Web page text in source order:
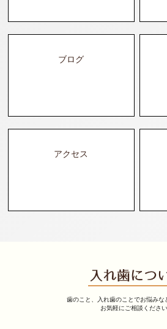
ブログ
アクセス
歯のこと、入れ歯のことでお悩みな
お気軽にご相談ください